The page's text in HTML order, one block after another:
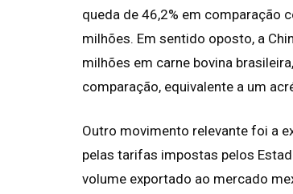
queda de 46,2% em comparação
milhões. Em sentido oposto, a
milhões em carne bovina
comparação, equivalente a um
Outro movimento relevante foi a
pelas tarifas impostas pelos
volume exportado ao mercado